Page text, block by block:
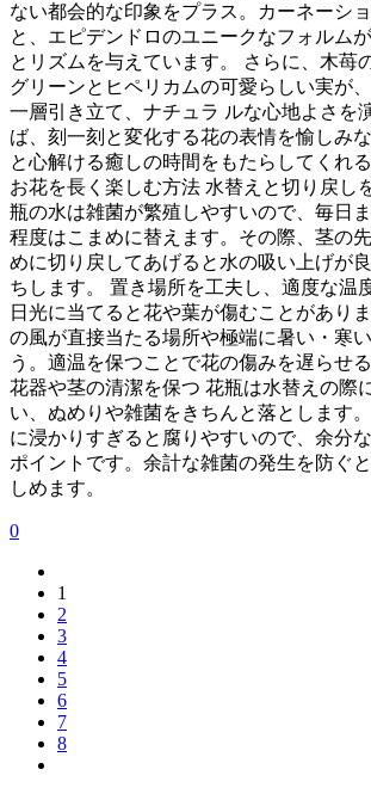
ない都会的な印象をプラス。カーネーシ
と、エピデンドロのユニークなフォルム
とリズムを与えています。 さらに、木苺
グリーンとヒペリカムの可愛らしい実が
一層引き立て、ナチュラ ルな心地よさを
ば、刻一刻と変化する花の表情を愉しみ
と心解ける癒しの時間をもたらしてくれ
お花を長く楽しむ方法 水替えと切り戻し
瓶の水は雑菌が繁殖しやすいので、毎日
程度はこまめに替えます。その際、茎の
めに切り戻してあげると水の吸い上げが
ちします。 置き場所を工夫し、適度な温
日光に当てると花や葉が傷むことがあり
の風が直接当たる場所や極端に暑い・寒
う。適温を保つことで花の傷みを遅らせ
花器や茎の清潔を保つ 花瓶は水替えの際
い、ぬめりや雑菌をきちんと落とします
に浸かりすぎると腐りやすいので、余分
ポイントです。余計な雑菌の発生を防ぐ
しめます。
0
1
2
3
4
5
6
7
8